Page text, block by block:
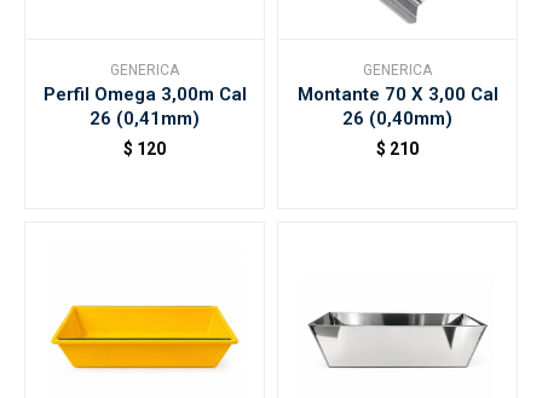
GENERICA
Perfil Omega 3,00m Cal
26 (0,41mm)
$ 120
GENERICA
Montante 70 X 3,00 Cal
26 (0,40mm)
$ 210